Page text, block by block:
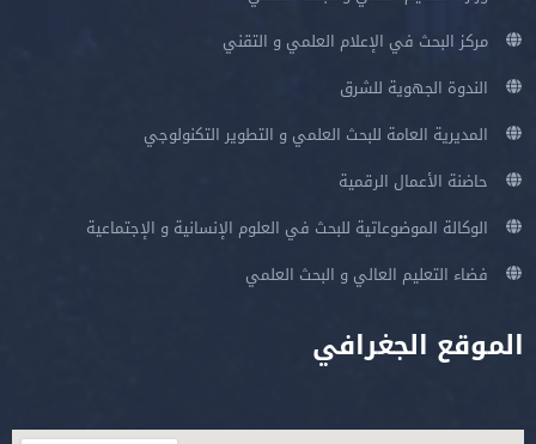
مركز البحث في الإعلام العلمي و التقني
الندوة الجهوية للشرق
المديرية العامة للبحث العلمي و التطوير التكنولوجي
حاضنة الأعمال الرقمية
الوكالة الموضوعاتية للبحث في العلوم الإنسانية و الإجتماعية
فضاء التعليم العالي و البحث العلمي
الموقع الجغرافي